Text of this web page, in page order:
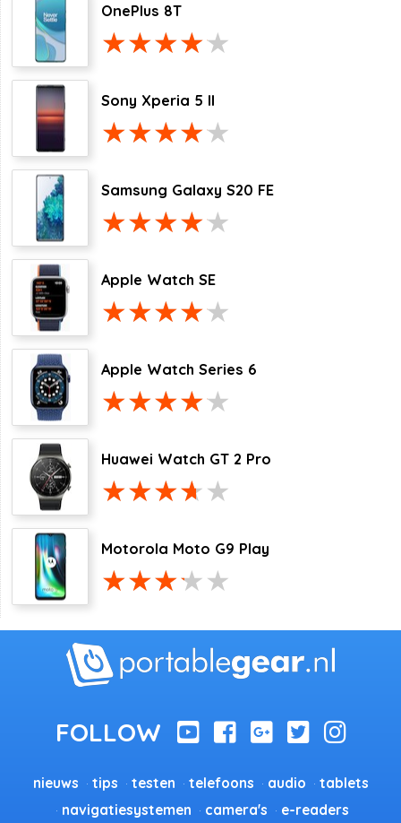
OnePlus 8T
Sony Xperia 5 II
Samsung Galaxy S20 FE
Apple Watch SE
Apple Watch Series 6
Huawei Watch GT 2 Pro
Motorola Moto G9 Play
nieuws tips testen telefoons audio
tablets
navigatiesystemen
camera's e-readers